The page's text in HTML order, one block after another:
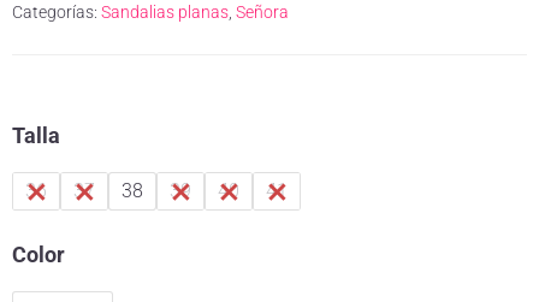
Categorías: Sandalias planas, Señora
Talla
36 37 38 39 40 41
Color